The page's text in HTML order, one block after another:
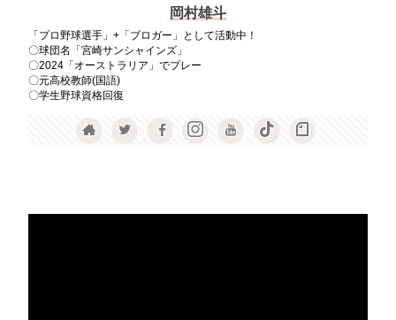
岡村雄斗
「プロ野球選手」+「ブロガー」として活動中！
〇球団名「宮崎サンシャインズ」
〇2024「オーストラリア」でプレー
〇元高校教師(国語)
〇学生野球資格回復